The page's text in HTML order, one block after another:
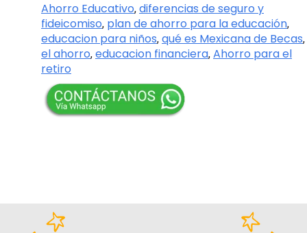
Ahorro Educativo, diferencias de seguro y
fideicomiso, plan de ahorro para la educación,
educacion para niños, qué es Mexicana de Becas,
el ahorro, educacion financiera, Ahorro para el
retiro